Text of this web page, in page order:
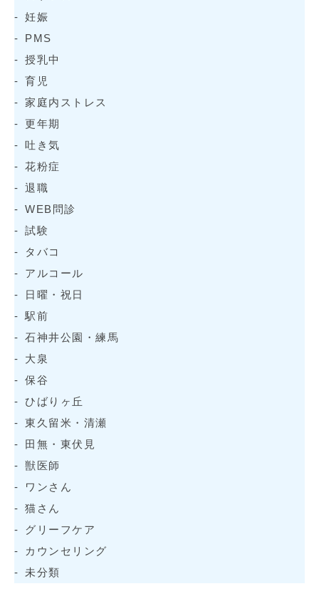
妊娠
PMS
授乳中
育児
家庭内ストレス
更年期
吐き気
花粉症
退職
WEB問診
試験
タバコ
アルコール
日曜・祝日
駅前
石神井公園・練馬
大泉
保谷
ひばりヶ丘
東久留米・清瀬
田無・東伏見
獣医師
ワンさん
猫さん
グリーフケア
カウンセリング
未分類